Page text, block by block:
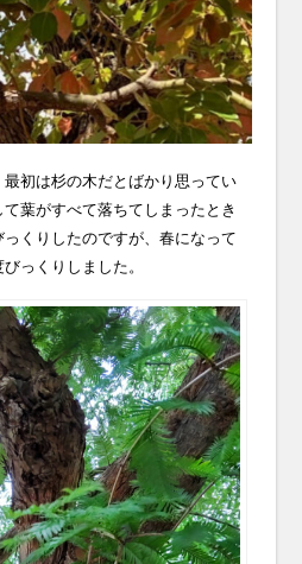
初は杉の木だとばかり思ってい
葉がすべて落ちてしまったとき
くりしたのですが、春になって
っくりしました。